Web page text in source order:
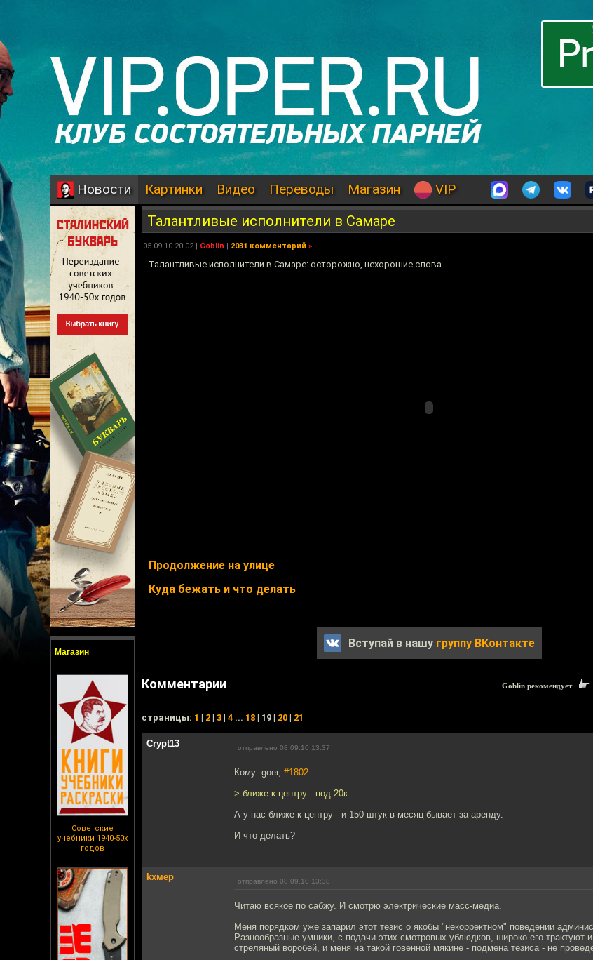
Новости Картинки Видео Переводы Магазин VIP
Магазин
Советские
учебники 1940-50х
годов
Талантливые исполнители в Самаре
05.09.10 20:02 | Goblin | 2031 комментарий »
Талантливые исполнители в Самаре: осторожно, нехорошие слова.
Продолжение на улице
Куда бежать и что делать
Вступай в нашу группу ВКонтакте
Комментарии Goblin рекомендует
cтраницы: 1 | 2 | 3 | 4 ... 18 | 19 | 20 | 21
Crypt13 отправлено 08.09.10 13:37
Кому: goer, #1802
> ближе к центру - под 20к.
А у нас ближе к центру - и 150 штук в месяц бывает за аренду.
И что делать?
kxмep отправлено 08.09.10 13:38
Читаю всякое по сабжу. И смотрю электрические масс-медиа.
Меня порядком уже запарил этот тезис о якобы "некорректном" поведении
Разнообразные умники, с подачи этих смотровых ублюдков, широко его трактуют
стреляный воробей, и меня на такой говенной мякине - подмена тезиса - не